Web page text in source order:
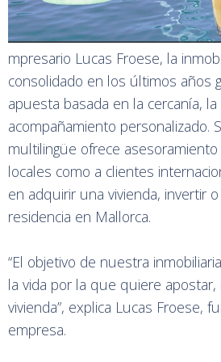
mpresario Lucas Froese, la
consolidado en los últimos años
apuesta basada en la cercanía, la
acompañamiento personalizado.
multilingüe ofrece
locales como a clientes
en adquirir una vivienda, invertir
residencia en Mallorca.
“El objetivo de nuestra
la vida por la que quiere
vivienda”, explica Lucas Froese,
empresa.